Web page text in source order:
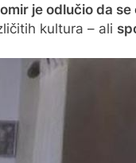
je odlučio da se
kultura – ali